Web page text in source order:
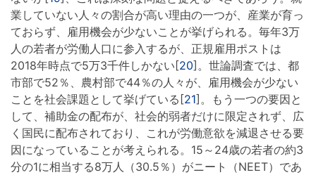
業していない人々の割合が高い理由の一つが、産業が育っ
ておらず、雇用機会が少ないことが挙げられる。毎年3万
人の若者が労働人口に参入するが、正規雇用ポストは
2018年時点で5万3千件しかない[20]。世論調査では、都
市部で52％、農村部で44％の人々が、雇用機会が少ない
ことを社会課題として挙げている[21]。もう一つの要因と
して、補助金の配布が、社会的弱者だけに限定されず、広
く国民に配布されており、これが労働意欲を減退させる要
因になっていることが考えられる。15～24歳の若者の約3
分の1に相当する8万人（30.5％）がニート（NEET）であ